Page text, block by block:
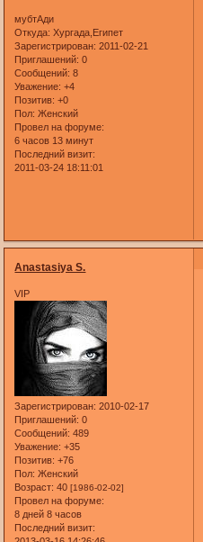
мубтАди
Откуда: Хургада,Египет
Зарегистрирован: 2011-02-21
Приглашений: 0
Сообщений: 8
Уважение: +4
Позитив: +0
Пол: Женский
Провел на форуме:
6 часов 13 минут
Последний визит:
2011-03-24 18:11:01
Anastasiya S.
VIP
Зарегистрирован: 2010-02-17
Приглашений: 0
Сообщений: 489
Уважение: +35
Позитив: +76
Пол: Женский
Возраст: 40[1986-02-02]
Провел на форуме:
8 дней 8 часов
Последний визит: